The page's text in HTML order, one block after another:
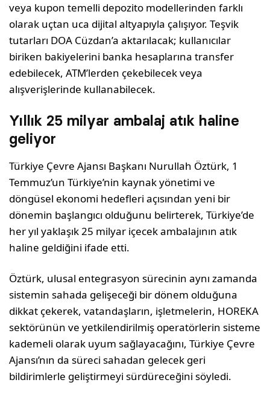
veya kupon temelli depozito modellerinden farklı
olarak uçtan uca dijital altyapıyla çalışıyor. Teşvik
tutarları DOA Cüzdan’a aktarılacak; kullanıcılar
biriken bakiyelerini banka hesaplarına transfer
edebilecek, ATM’lerden çekebilecek veya
alışverişlerinde kullanabilecek.
Yıllık 25 milyar ambalaj atık haline
geliyor
Türkiye Çevre Ajansı Başkanı Nurullah Öztürk, 1
Temmuz’un Türkiye’nin kaynak yönetimi ve
döngüsel ekonomi hedefleri açısından yeni bir
dönemin başlangıcı olduğunu belirterek, Türkiye’de
her yıl yaklaşık 25 milyar içecek ambalajının atık
haline geldiğini ifade etti.
Öztürk, ulusal entegrasyon sürecinin aynı zamanda
sistemin sahada gelişeceği bir dönem olduğuna
dikkat çekerek, vatandaşların, işletmelerin, HOREKA
sektörünün ve yetkilendirilmiş operatörlerin sisteme
kademeli olarak uyum sağlayacağını, Türkiye Çevre
Ajansı’nın da süreci sahadan gelecek geri
bildirimlerle geliştirmeyi sürdüreceğini söyledi.